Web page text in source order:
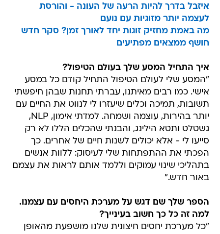
איזבל בדרך להיות הרעה של העונה - והורסת
לעצמה יותר מזוגיות עם נועם
מה באמת מחזיק זוגות יחד לאורך זמן? סקר חדש
חושף ממצאים מפתיעים
איך התחיל המסע שלך בעולם הטיפול?
"המסע שלי לעולם הטיפול התחיל קודם כל במסע
אישי. כמו רבים מאיתנו, עברתי תחנות שבהן חיפשתי
תשובות, תמיכה וכלים שיעזרו לי לנווט את החיים עם
יותר בהירות, עוצמה ושמחה. למדתי אימון, NLP,
גשטלט ותטא הילינג, והבנתי שהכלים הללו לא רק
סייעו לי - אלא יכולים לשנות חיים של אחרים. כך
הפכתי את ההתפתחות שלי לעיסוק: ללוות אנשים
בתהליכי שינוי עמוקים וללמד אותם לראות את עצמם
באור חדש."
הספר שלך שם דגש על מערכת היחסים עם עצמנו.
למה זה כל כך חשוב בעינייך?
"כל מערכת יחסים חיצונית שלנו מושפעת מהאופן